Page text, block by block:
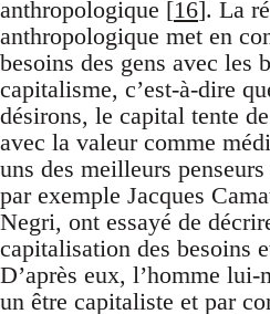
anthropologique [16]. La
anthropologique met en
besoins des gens avec les
capitalisme, c’est-à-dire
désirons, le capital tente
avec la valeur comme
uns des meilleurs
par exemple Jacques
Negri, ont essayé de
capitalisation des besoins
D’après eux, l’homme lui-
un être capitaliste et par